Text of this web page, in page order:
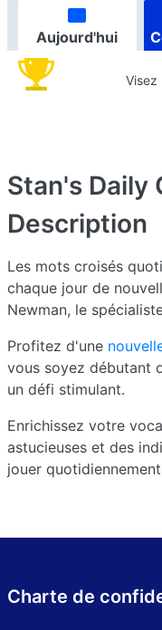
Aujourd'hui
Visez
Stan's Daily
Description
Les mots croisés
chaque jour de
Newman, le
Profitez d'une
vous soyez débutant
un défi stimulant.
Enrichissez votre
astucieuses et des
jouer
Charte de